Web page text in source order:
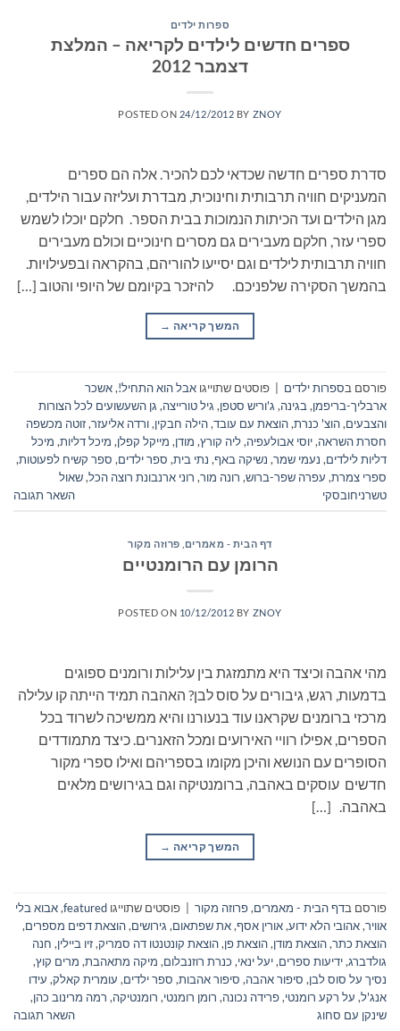
ספרות ילדים
ספרים חדשים לילדים לקריאה – המלצת
דצמבר 2012
POSTED ON 24/12/2012 BY ZNOY
סדרת ספרים חדשה שכדאי לכם להכיר. אלה הם ספרים
המעניקים חוויה תרבותית וחינוכית, מבדרת ועליזה עבור הילדים,
מגן הילדים ועד הכיתות הנמוכות בבית הספר. חלקם יוכלו לשמש
ספרי עזר, חלקם מעבירים גם מסרים חינוכיים וכולם מעבירים
חוויה תרבותית לילדים וגם יסייעו להוריהם, בהקראה ובפעילויות.
בהמשך הסקירה שלפניכם. להיזכר בקיומם של היופי והטוב […]
המשך קריאה →
פורסם בספרות ילדים | פוסטים שתוייגו אבל הוא התחיל!,אשכר
ארבליך-בריפמן, בגינה, ג'וריש סטפן, גיל טורייצה, גן השעשועים לכל הצורות
והצבעים,הוצ' כנרת,הוצאת עם עובד,הילה חבקין,ורדה אליעזר,זוטה מכשפה
חסרת השראה,יוסי אבולעפיה,ליה קורץ, מודן, מייקל קפלן, מיכל דליות, מיכל
דליות לילדים, נעמי שמר, נשיקה באף, נתי בית, ספר ילדים, ספר קשיח לפעוטות,
ספרי צמרת, עפרה שפר-ברוש, רונה מור, רוני ארנבונת רוצה הכל,שאול
טשרניחובסקי
השאר תגובה
דף הבית - מאמרים פרוזה מקור
הרומן עם הרומנטיים
POSTED ON 10/12/2012 BY ZNOY
מהי אהבה וכיצד היא מתמזגת בין עלילות ורומנים ספוגים
בדמעות, רגש, גיבורים על סוס לבן? האהבה תמיד הייתה קו עלילה
מרכזי ברומנים שקראנו עוד בנעורנו והיא ממשיכה לשרוד בכל
הספרים, אפילו רוויי האירועים ומכל הזאנרים. כיצד מתמודדים
הסופרים עם הנושא והיכן מקומו בספריהם ואילו ספרי מקור
חדשים עוסקים באהבה, ברומנטיקה וגם בגירושים מלאים
באהבה. […]
המשך קריאה →
פורסם בדף הבית - מאמרים,פרוזה מקור פוסטים שתוייגו featured
,אבוא בלי
אוויר,אהובי הלא ידוע,אורין אסף,את שפתאום, גירושים,הוצאת דפים מספרים,
הוצאת כתר,הוצאת מודן,הוצאת פן,הוצאת קונטנטו דה סמריק,זיו ביילין, חנה
גולדברג,ידיעות ספרים,יעל ינאי, כנרת רוזנבלום, מיקה מתאהבת, מרים קוץ,
נסיך על סוס לבן, סיפור אהבה, סיפור אהבות, ספר ילדים, עומרית קאלק, עידו
אנג'ל, על רקע רומנטי,פרידה נכונה, רומן רומנטי, רומנטיקה, רמה מרינוב כהן,
שינקן עם סחוג
השאר תגובה